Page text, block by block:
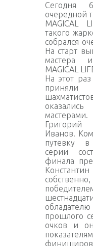
Сегодня
очередной
MAGICAL
такого
собрался
На старт
мастера
MAGICAL
На этот
Иванов.
путевку
серии
финала
прошлого
очков и